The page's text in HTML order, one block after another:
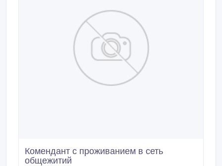
Комендант с проживанием в сеть
общежитий